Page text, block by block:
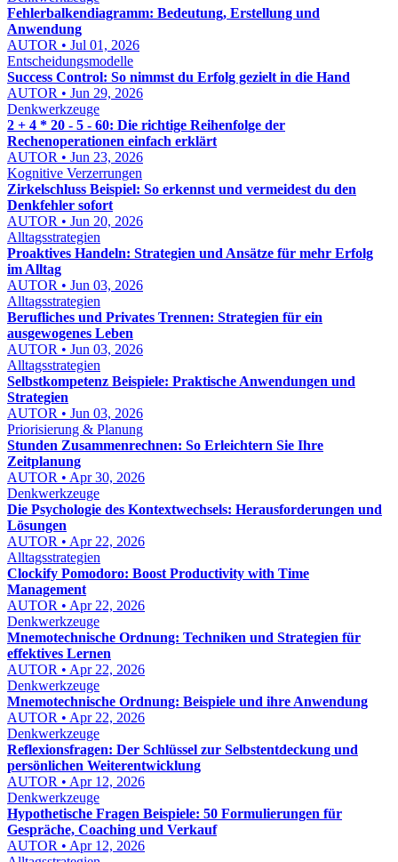
Fehlerbalkendiagramm: Bedeutung, Erstellung und
Anwendung
AUTOR • Jul 01, 2026
Entscheidungsmodelle
Success Control: So nimmst du Erfolg gezielt in die Hand
AUTOR • Jun 29, 2026
Denkwerkzeuge
2 + 4 * 20 - 5 - 60: Die richtige Reihenfolge der
Rechenoperationen einfach erklärt
AUTOR • Jun 23, 2026
Kognitive Verzerrungen
Zirkelschluss Beispiel: So erkennst und vermeidest du den
Denkfehler sofort
AUTOR • Jun 20, 2026
Alltagsstrategien
Proaktives Handeln: Strategien und Ansätze für mehr Erfolg
im Alltag
AUTOR • Jun 03, 2026
Alltagsstrategien
Berufliches und Privates Trennen: Strategien für ein
ausgewogenes Leben
AUTOR • Jun 03, 2026
Alltagsstrategien
Selbstkompetenz Beispiele: Praktische Anwendungen und
Strategien
AUTOR • Jun 03, 2026
Priorisierung & Planung
Stunden Zusammenrechnen: So Erleichtern Sie Ihre
Zeitplanung
AUTOR • Apr 30, 2026
Denkwerkzeuge
Die Psychologie des Kontextwechsels: Herausforderungen und
Lösungen
AUTOR • Apr 22, 2026
Alltagsstrategien
Clockify Pomodoro: Boost Productivity with Time
Management
AUTOR • Apr 22, 2026
Denkwerkzeuge
Mnemotechnische Ordnung: Techniken und Strategien für
effektives Lernen
AUTOR • Apr 22, 2026
Denkwerkzeuge
Mnemotechnische Ordnung: Beispiele und ihre Anwendung
AUTOR • Apr 22, 2026
Denkwerkzeuge
Reflexionsfragen: Der Schlüssel zur Selbstentdeckung und
persönlichen Weiterentwicklung
AUTOR • Apr 12, 2026
Denkwerkzeuge
Hypothetische Fragen Beispiele: 50 Formulierungen für
Gespräche, Coaching und Verkauf
AUTOR • Apr 12, 2026